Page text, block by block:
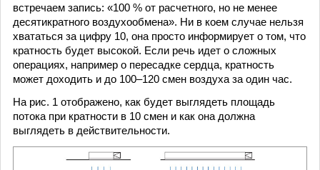
встречаем запись: «100 % от расчетного, но не менее
десятикратного воздухообмена». Ни в коем случае нельзя
хвататься за цифру 10, она просто информирует о том, что
кратность будет высокой. Если речь идет о сложных
операциях, например о пересадке сердца, кратность
может доходить и до 100–120 смен воздуха за один час.
На рис. 1 отображено, как будет выглядеть площадь
потока при кратности в 10 смен и как она должна
выглядеть в действительности.